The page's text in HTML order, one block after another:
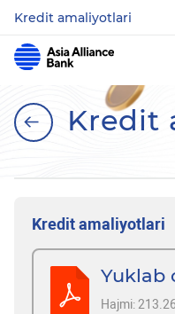
Kredit amaliyotlari
Kredit
Kredit amaliyotlari
Yuklab
Hajmi: